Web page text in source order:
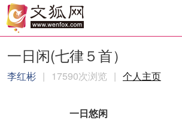
一日闲(七律５首）
李红彬 | 17590次浏览 | 个人主页
一日悠闲